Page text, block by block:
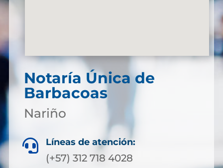
Notaría Única de
Barbacoas
Nariño
 Líneas de atención:
(+57) 312 718 4028